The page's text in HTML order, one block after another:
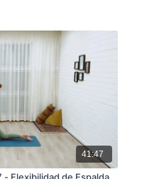
41:47
Flexibilidad de Espalda